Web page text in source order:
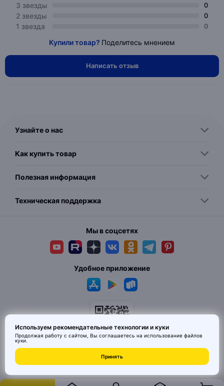
3 звезды 0
2 звезды 0
1 звезда 0
Купили товар? Поделитесь мнением
Написать отзыв
Узнайте о нас
Как купить товар
Полезная информация
Техническая поддержка
Мы в соцсетях
© 2026 MAI HE MAI. Маркетплейс дизайнерских товаров со всего
Китая по ценам заводов. Все права защищены.
Удобное приложение
Используем рекомендательные технологии и куки
Продолжая работу с сайтом, Вы соглашаетесь на использование файлов
куки.
Принять